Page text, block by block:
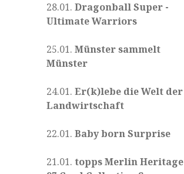
28.01.Dragonball Super -
Ultimate Warriors
25.01.Münster sammelt
Münster
24.01.Er(k)lebe die Welt der
Landwirtschaft
22.01.Baby born Surprise
21.01.topps Merlin Heritage